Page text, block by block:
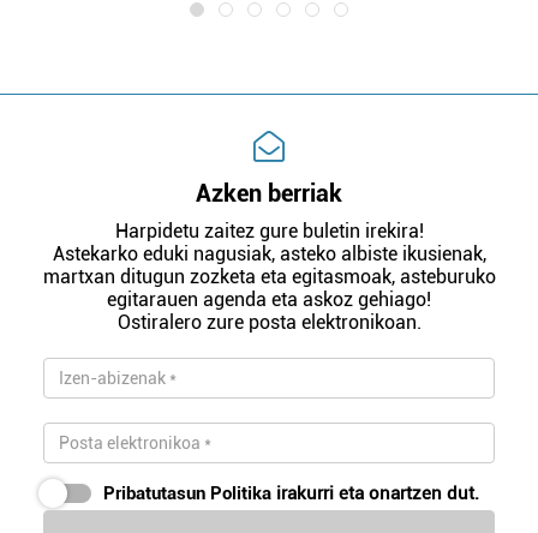
Azken berriak
Harpidetu zaitez gure buletin irekira!
Astekarko eduki nagusiak, asteko albiste ikusienak,
martxan ditugun zozketa eta egitasmoak, asteburuko
egitarauen agenda eta askoz gehiago!
Ostiralero zure posta elektronikoan.
Pribatutasun Politika irakurri eta onartzen dut.